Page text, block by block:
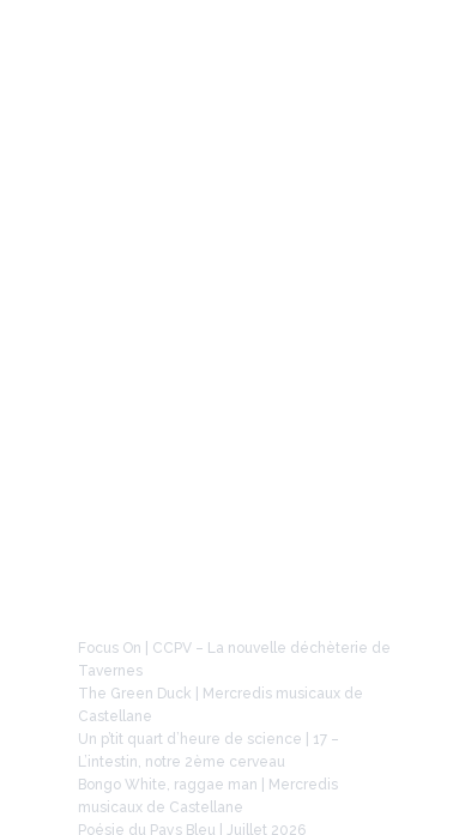
Focus On | CCPV – La nouvelle déchèterie de
Tavernes
The Green Duck | Mercredis musicaux de
Castellane
Un p’tit quart d’heure de science | 17 –
L’intestin, notre 2ème cerveau
Bongo White, raggae man | Mercredis
musicaux de Castellane
Poésie du Pays Bleu | Juillet 2026